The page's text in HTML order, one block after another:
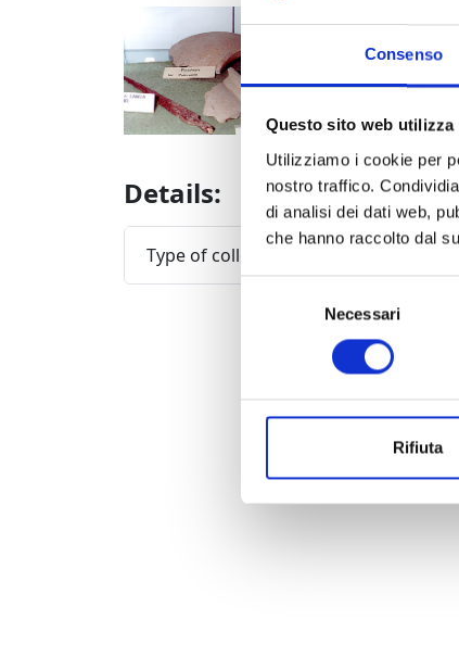
Consenso
Questo sito web utilizza
Utilizziamo i cookie per
nostro traffico.
di analisi dei dati web,
che hanno raccolto dal
Selezione
Necessari
Rifiuta
Porcari,
Details:
Type of collection